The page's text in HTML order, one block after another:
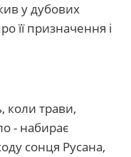
у дубових
її призначення і
коли трави,
- набирає
сонця Русана,